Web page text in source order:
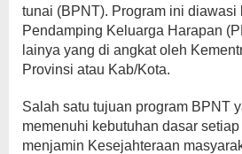
tunai (BPNT). Program ini diawasi
Pendamping Keluarga Harapan
lainya yang di angkat oleh
Provinsi atau Kab/Kota.
Salah satu tujuan program BPNT
memenuhi kebutuhan dasar
menjamin Kesejahteraan